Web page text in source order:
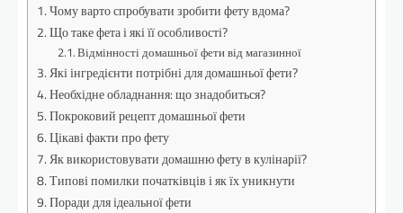
Чому варто спробувати зробити фету вдома?
Що таке фета і які її особливості?
Відмінності домашньої фети від магазинної
Які інгредієнти потрібні для домашньої фети?
Необхідне обладнання: що знадобиться?
Покроковий рецепт домашньої фети
Цікаві факти про фету
Як використовувати домашню фету в кулінарії?
Типові помилки початківців і як їх уникнути
Поради для ідеальної фети